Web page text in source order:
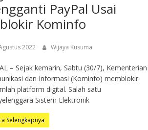
PayPal Usai
Kominfo
2022 Wijaya Kusuma
– Sejak kemarin, Sabtu (30/7), Kementerian
dan Informasi (Kominfo) memblokir
platform digital. Salah satu
Sistem Elektronik
Selengkapnya